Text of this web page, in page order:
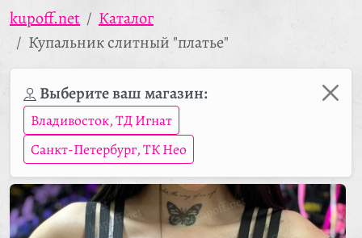
kupoff.net
Каталог
Купальник слитный "платье"
Выберите ваш магазин:
Владивосток, ТД Игнат
Санкт-Петербург, ТК Нео